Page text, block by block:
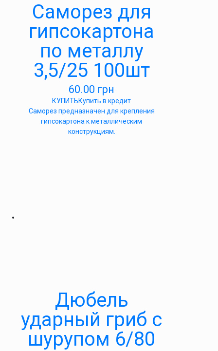
Саморез для
гипсокартона
по металлу
3,5/25 100шт
60.00 грн
КУПИТЬКупить в кредит
Саморез предназначен для крепления
гипсокартона к металлическим
конструкциям.
Дюбель
ударный гриб с
шурупом 6/80